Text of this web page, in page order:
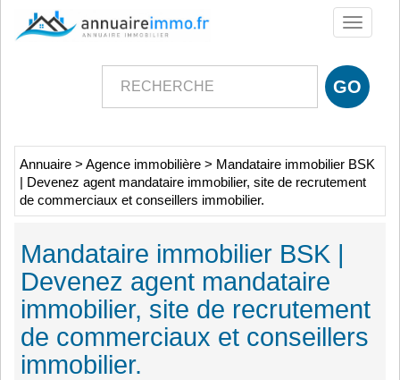
Toggle
Annuaire > Agence immobilière > Mandataire immobilier BSK
| Devenez agent mandataire immobilier, site de recrutement
de commerciaux et conseillers immobilier.
Mandataire immobilier BSK |
Devenez agent mandataire
immobilier, site de recrutement
de commerciaux et conseillers
immobilier.